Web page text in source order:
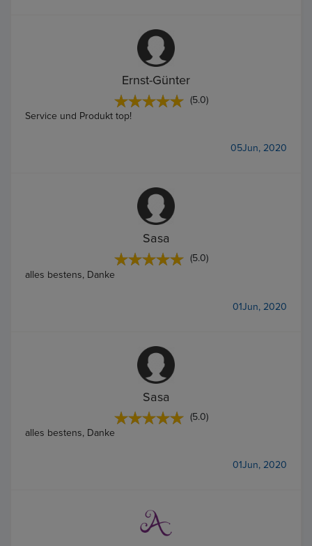
Ernst-Günter
(5.0)
Service und Produkt top!
05Jun, 2020
Sasa
(5.0)
alles bestens, Danke
01Jun, 2020
Sasa
(5.0)
alles bestens, Danke
01Jun, 2020